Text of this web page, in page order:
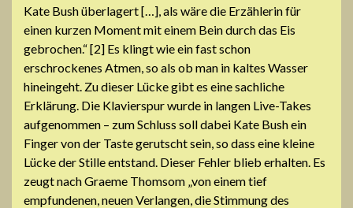
Kate Bush überlagert […], als wäre die Erzählerin für
einen kurzen Moment mit einem Bein durch das Eis
gebrochen.“ [2] Es klingt wie ein fast schon
erschrockenes Atmen, so als ob man in kaltes Wasser
hineingeht. Zu dieser Lücke gibt es eine sachliche
Erklärung. Die Klavierspur wurde in langen Live-Takes
aufgenommen – zum Schluss soll dabei Kate Bush ein
Finger von der Taste gerutscht sein, so dass eine kleine
Lücke der Stille entstand. Dieser Fehler blieb erhalten. Es
zeugt nach Graeme Thomsom „von einem tief
empfundenen, neuen Verlangen, die Stimmung des